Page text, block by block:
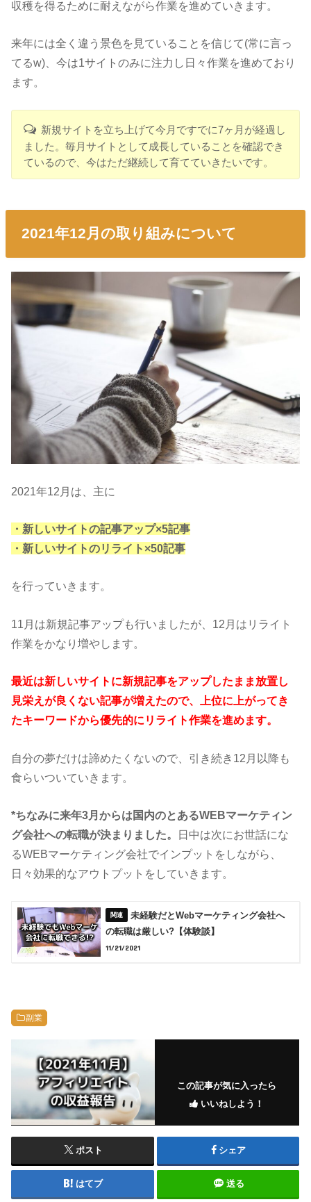
収穫を得るために耐えながら作業を進めていきます。
来年には全く違う景色を見ていることを信じて(常に言っ
てるw)、今は1サイトのみに注力し日々作業を進めており
ます。
新規サイトを立ち上げて今月ですでに7ヶ月が経過し
ました。毎月サイトとして成長していることを確認でき
ているので、今はただ継続して育てていきたいです。
2021年12月の取り組みについて
2021年12月は、主に
・新しいサイトの記事アップ×5記事
・新しいサイトのリライト×50記事
を行っていきます。
11月は新規記事アップも行いましたが、12月はリライト
作業をかなり増やします。
最近は新しいサイトに新規記事をアップしたまま放置し
見栄えが良くない記事が増えたので、上位に上がってき
たキーワードから優先的にリライト作業を進めます。
自分の夢だけは諦めたくないので、引き続き12月以降も
食らいついていきます。
*ちなみに来年3月からは国内のとあるWEBマーケティン
グ会社への転職が決まりました。 日中は次にお世話にな
るWEBマーケティング会社でインプットをしながら、
日々効果的なアウトプットをしていきます。
未経験だとWebマーケティング会社へ
の転職は厳しい?【体験談】
11/21/2021
副業
この記事が気に入ったら
いいねしよう！
ポスト シェア
はてブ 送る